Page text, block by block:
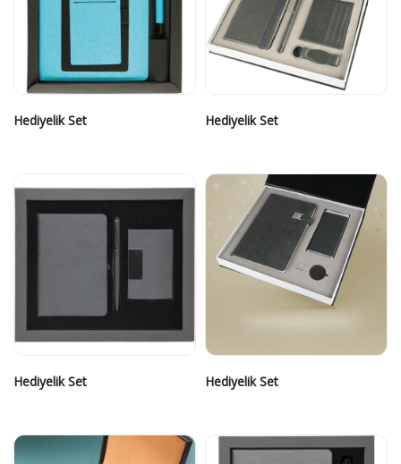
Hediyelik Set Hediyelik Set
Hediyelik Set Hediyelik Set